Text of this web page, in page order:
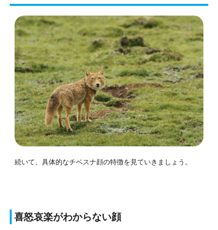
続いて、具体的なチベスナ顔の特徴を見ていきましょう。
喜怒哀楽がわからない顔